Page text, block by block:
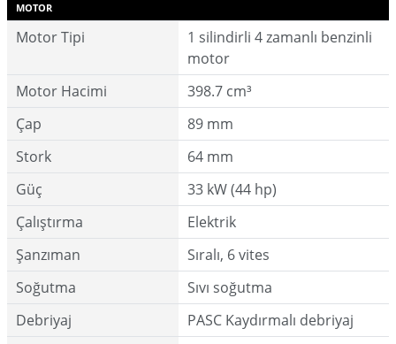
MOTOR
Motor Tipi
1 silindirli 4 zamanlı benzinli
motor
Motor Hacimi
398.7 cm³
Çap
89 mm
Stork
64 mm
Güç
33 kW (44 hp)
Çalıştırma
Elektrik
Şanzıman
Sıralı, 6 vites
Soğutma
Sıvı soğutma
Debriyaj
PASC Kaydırmalı debriyaj